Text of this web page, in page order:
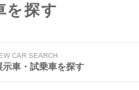
を探す
CAR SEARCH
示車・試乗車を探す